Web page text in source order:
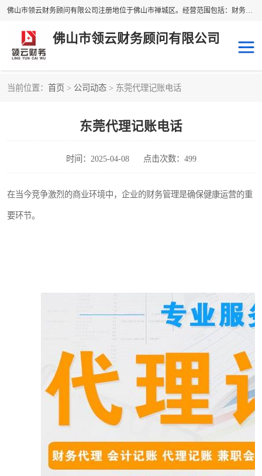
佛山市领云财务顾问有限公司注册地位于佛山市禅城区。经营范围包括：财务咨询，税务服务，企业管理咨询，信息咨询服务，法律咨询顾问，商务代理代办等服务；主要项目有：代理记账，旧账账务处理，疑难账务处理，建账审账；纳税申报，网上申请发票，企业税务分析、审查与评估；注册个体工商户，注册公司，公司注销；企业名称、地址、法人、股东、经营范围、营业期限等资料变更；商标注册、商标转让。财税审计、税务咨询、公司年审。
佛山市领云财务顾问有限公司
当前位置： 首页 > 公司动态 > 东莞代理记账电话
东莞代理记账电话
时间：2025-04-08 点击次数：499
在当今竞争激烈的商业环境中，企业的财务管理是确保健康运营的重
要环节。
税务筹划
进出口经营权